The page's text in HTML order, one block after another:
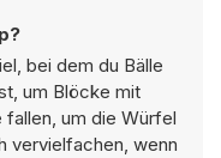
bei dem du Bälle
um Blöcke mit
um die Würfel
vervielfachen, wenn